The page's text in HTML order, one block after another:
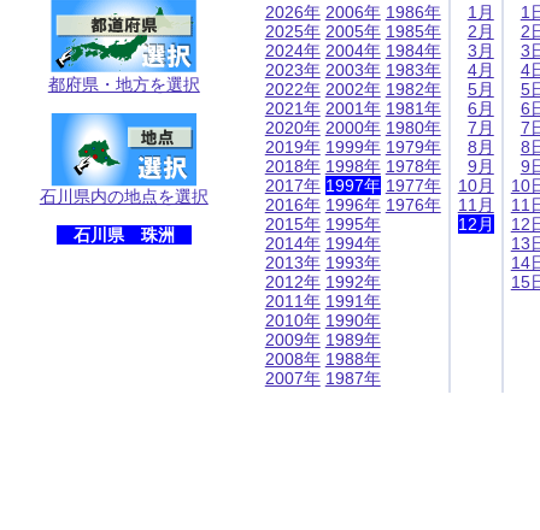
都府県・地方を選択
石川県内の地点を選択
石川県 珠洲
2026年
2025年
2024年
2023年
2022年
2021年
2020年
2019年
2018年
2017年
2016年
2015年
2014年
2013年
2012年
2011年
2010年
2009年
2008年
2007年
2006年
2005年
2004年
2003年
2002年
2001年
2000年
1999年
1998年
1997年
1996年
1995年
1994年
1993年
1992年
1991年
1990年
1989年
1988年
1987年
1986年
1985年
1984年
1983年
1982年
1981年
1980年
1979年
1978年
1977年
1976年
1月
2月
3月
4月
5月
6月
7月
8月
9月
10月
11月
12月
1
2
3
4
5
6
7
8
9
10
11
12
13
14
15